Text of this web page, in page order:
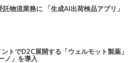
物流業務に 「生成AI出荷検品アプリ」
トでD2C展開する「ウェルモット製薬」
ノ」を導入